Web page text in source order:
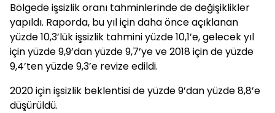
Bölgede işsizlik oranı tahminlerinde de değişiklikler
yapıldı. Raporda, bu yıl için daha önce açıklanan
yüzde 10,3’lük işsizlik tahmini yüzde 10,1’e, gelecek yıl
için yüzde 9,9’dan yüzde 9,7’ye ve 2018 için de yüzde
9,4’ten yüzde 9,3’e revize edildi.
2020 için işsizlik beklentisi de yüzde 9’dan yüzde 8,8’e
düşürüldü.